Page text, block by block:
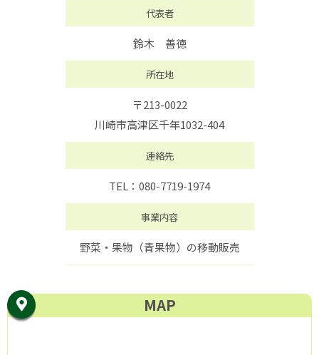
代表者
鈴木 善徳
所在地
〒213-0022
川崎市高津区千年1032-404
連絡先
TEL：080-7719-1974
事業内容
野菜・果物（青果物）の移動販売
MAP